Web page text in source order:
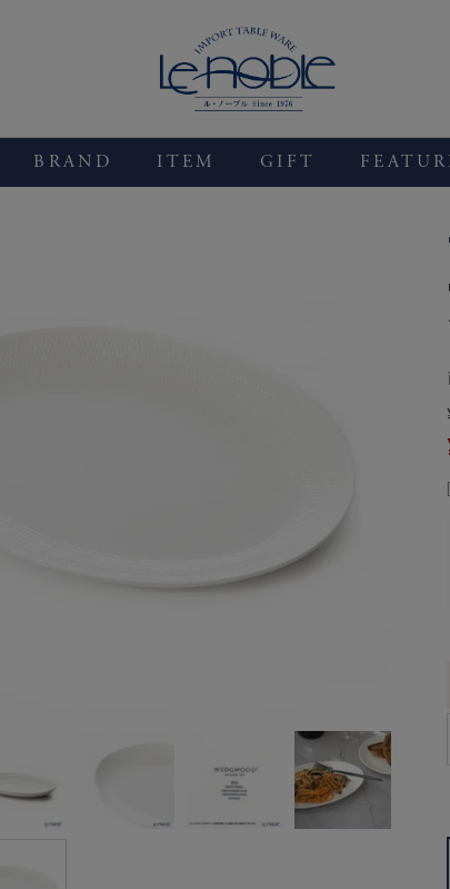
BRAND ITEM GIFT
[